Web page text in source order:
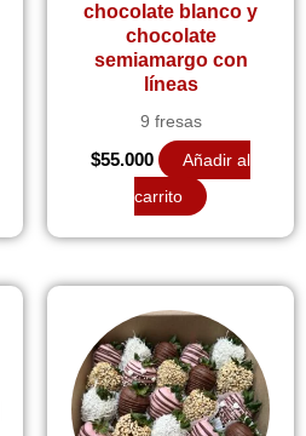
chocolate blanco y
chocolate
semiamargo con
líneas
9 fresas
$55.000
Añadir al
carrito